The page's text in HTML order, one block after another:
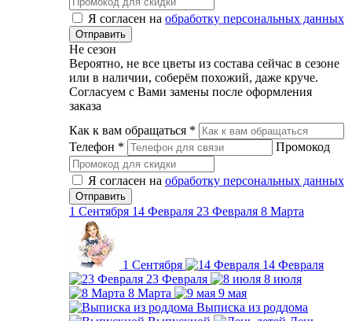
Я согласен на обработку персональных данных
Не сезон
Вероятно, не все цветы из состава сейчас в сезоне
или в наличии, соберём похожий, даже круче.
Согласуем с Вами замены после оформления
заказа
Как к вам обращаться *
Телефон * Промокод
Я согласен на обработку персональных данных
1 Сентября 14 Февраля 23 Февраля 8 Марта
1 Сентября
14 Февраля
23 Февраля
8 июля
8 Марта
9 мая
Выписка из роддома